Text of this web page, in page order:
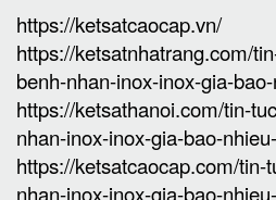
https://ketsatcaocap.vn/
https://ketsatnhatrang.com/
benh-nhan-inox-inox-gia-
https://ketsathanoi.com/tin-
nhan-inox-inox-gia-bao-
https://ketsatcaocap.com/
nhan-inox-inox-gia-bao-